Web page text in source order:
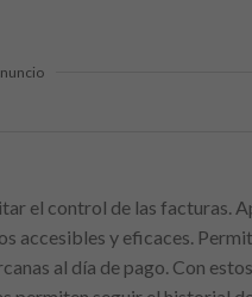
el control de las facturas.
accesibles y eficaces.
al día de pago. Con